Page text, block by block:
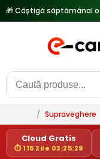
/ Supraveghere
Cloud Gratis
⏱ 115 Zile 03:25:29